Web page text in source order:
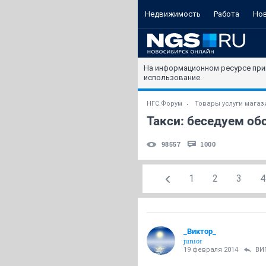
Недвижимость Работа
На информационном ресурсе
использование.
НГС.Форум Товары услуги
Такси: беседуем
98557 1000
1 2 3 4
_Виктор_
juniоr
19 февраля 2014